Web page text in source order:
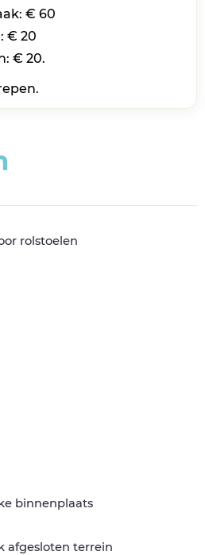
€ 60
€ 20
€ 20.
rolstoelen
binnenplaats
afgesloten terrein